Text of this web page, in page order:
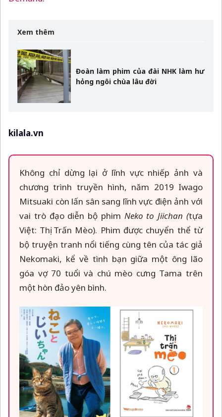
Xem thêm
Đoàn làm phim của đài NHK làm hư
hỏng ngôi chùa lâu đời
kilala.vn
Không chỉ dừng lại ở lĩnh vực nhiếp ảnh và
chương trình truyền hình, năm 2019 Iwago
Mitsuaki còn lấn sân sang lĩnh vực điện ảnh với
vai trò đạo diễn bộ phim Neko to Jiichan (tựa
Việt: Thị Trấn Mèo). Phim được chuyển thể từ
bộ truyện tranh nổi tiếng cùng tên của tác giả
Nekomaki, kể về tình bạn giữa một ông lão
góa vợ 70 tuổi và chú mèo cưng Tama trên
một hòn đảo yên bình.